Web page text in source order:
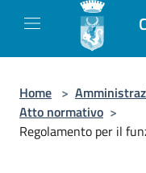
Home >
Atto normativo >
Regolamento per il